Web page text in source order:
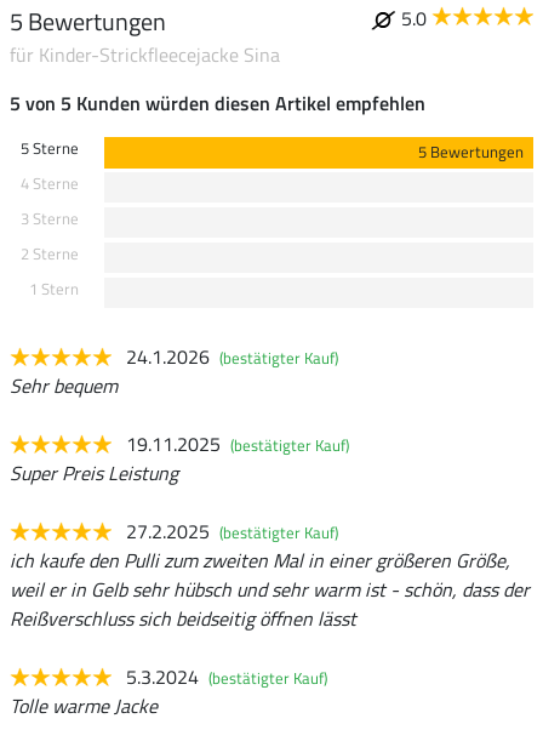
5 Bewertungen
5.0
für Kinder-Strickfleecejacke Sina
5 von 5 Kunden würden diesen Artikel empfehlen
5 Sterne
5 Bewertungen
4 Sterne
3 Sterne
2 Sterne
1 Stern
24.1.2026 (bestätigter Kauf)
Sehr bequem
19.11.2025 (bestätigter Kauf)
Super Preis Leistung
27.2.2025 (bestätigter Kauf)
ich kaufe den Pulli zum zweiten Mal in einer größeren Größe,
weil er in Gelb sehr hübsch und sehr warm ist - schön, dass der
Reißverschluss sich beidseitig öffnen lässt
5.3.2024 (bestätigter Kauf)
Tolle warme Jacke